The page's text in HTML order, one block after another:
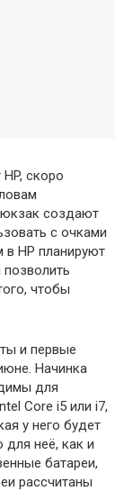
скоро
создают
с очками
в HP планируют
чтобы
и первые
Начинка
для
Core i5 или i7,
у него будет
для неё, как и
батареи,
рассчитаны